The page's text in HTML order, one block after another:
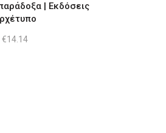
| Εκδόσεις
€14.14